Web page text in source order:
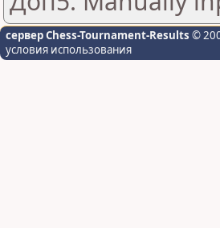
сервер Chess-Tournament-Results ©
условия использования